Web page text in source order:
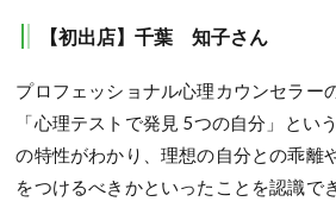
【初出店】千葉 知子さん
プロフェッショナル心理カウンセラー
「心理テストで発見 5つの自分」とい
の特性がわかり、理想の自分との乖離
をつけるべきかといったことを認識で